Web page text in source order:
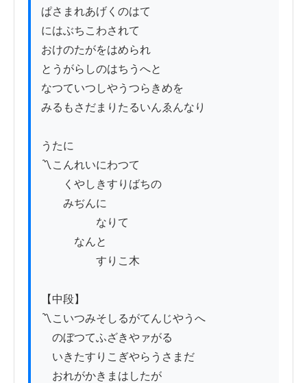
ぱさまれあげくのはて
にはぶちこわされて
おけのたがをはめられ
とうがらしのはちうへと
なつていつしやうつらきめを
みるもさだまりたるいんゑんなり
うたに
〽こんれいにわつて
くやしきすりばちの
みぢんに
なりて
なんと
すりこ木
【中段】
〽こいつみそしるがてんじやうへ
のぼつてふざきやァがる
いきたすりこぎやらうさまだ
おれがかきまはしたが